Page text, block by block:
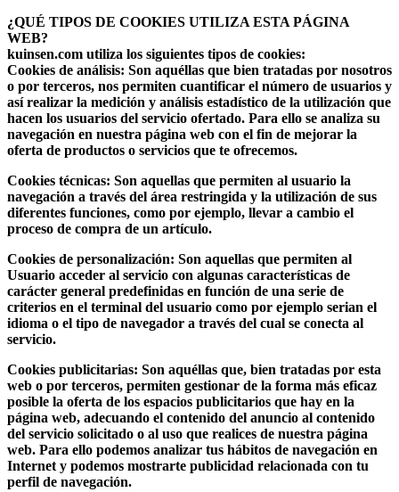
¿QUÉ TIPOS DE COOKIES UTILIZA ESTA PÁGINA
WEB?
kuinsen.com utiliza los siguientes tipos de cookies:
Cookies de análisis: Son aquéllas que bien tratadas por nosotros
o por terceros, nos permiten cuantificar el número de usuarios y
así realizar la medición y análisis estadístico de la utilización que
hacen los usuarios del servicio ofertado. Para ello se analiza su
navegación en nuestra página web con el fin de mejorar la
oferta de productos o servicios que te ofrecemos.
Cookies técnicas: Son aquellas que permiten al usuario la
navegación a través del área restringida y la utilización de sus
diferentes funciones, como por ejemplo, llevar a cambio el
proceso de compra de un artículo.
Cookies de personalización: Son aquellas que permiten al
Usuario acceder al servicio con algunas características de
carácter general predefinidas en función de una serie de
criterios en el terminal del usuario como por ejemplo serian el
idioma o el tipo de navegador a través del cual se conecta al
servicio.
Cookies publicitarias: Son aquéllas que, bien tratadas por esta
web o por terceros, permiten gestionar de la forma más eficaz
posible la oferta de los espacios publicitarios que hay en la
página web, adecuando el contenido del anuncio al contenido
del servicio solicitado o al uso que realices de nuestra página
web. Para ello podemos analizar tus hábitos de navegación en
Internet y podemos mostrarte publicidad relacionada con tu
perfil de navegación.